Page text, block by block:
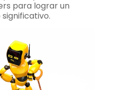
para lograr un